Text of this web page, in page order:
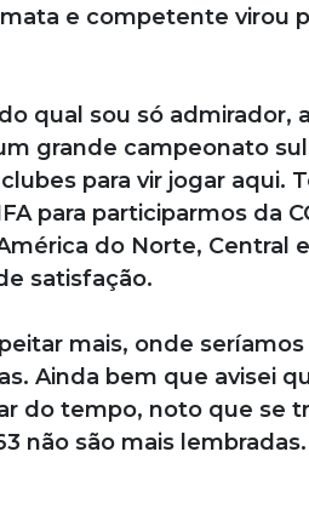
e competente virou
qual sou só admirador,
grande campeonato
para vir jogar aqui.
para participarmos da
do Norte, Central
satisfação.
mais, onde
Ainda bem que avisei
do tempo, noto que se
não são mais lembradas.